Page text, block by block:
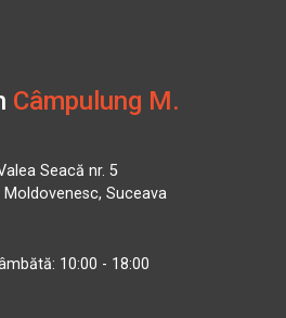
Câmpulung M.
Seacă nr. 5
Moldovenesc, Suceava
10:00 - 18:00